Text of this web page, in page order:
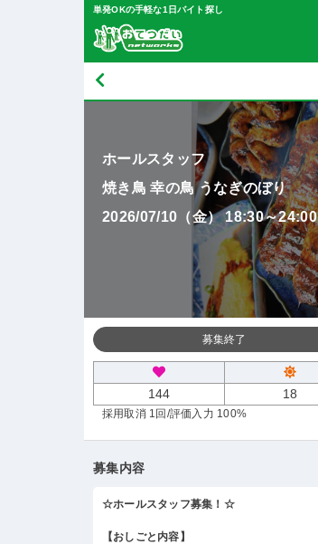
単発OKの手軽な1日バイト探し
ホールスタッフ
焼き鳥 幸の鳥 うなぎのぼり
2026/07/10（金） 18:30～24:00
募集終了
144 18
採用取消 1回 /評価入力 100%
募集内容
☆ホールスタッフ募集！☆
【おしごと内容】